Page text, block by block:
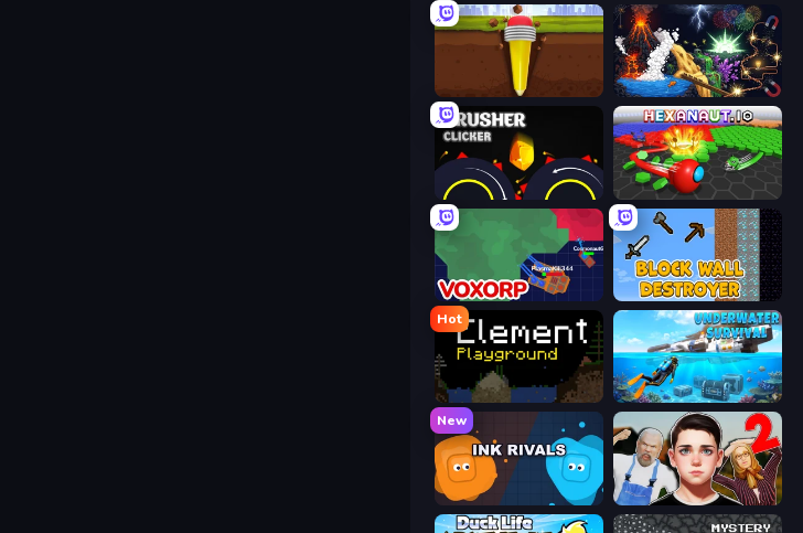
Pen Dig Sandbox: Particle World
Crusher Clicker Hexanaut.io
Voxorp Block Wall Destroyer
Hot
Element Playground Underwater Survival: Deep Dive
New
Ink Rivals Schoolboy Escape 2